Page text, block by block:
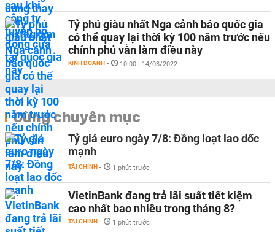
Tỷ phú giàu nhất Nga cảnh báo quốc gia
có thể quay lại thời kỳ 100 năm trước nếu
chính phủ vẫn làm điều này
KINH DOANH - 10:00 | 14/03/2022
Cùng chuyên mục
Tỷ giá euro ngày 7/8: Đồng loạt lao dốc
mạnh
TÀI CHÍNH - 1 phút trước
VietinBank đang trả lãi suất tiết kiệm
cao nhất bao nhiêu trong tháng 8?
TÀI CHÍNH - 1 phút trước